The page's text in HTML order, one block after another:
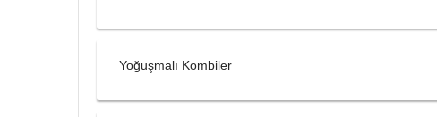
Yoğuşmalı Kombiler